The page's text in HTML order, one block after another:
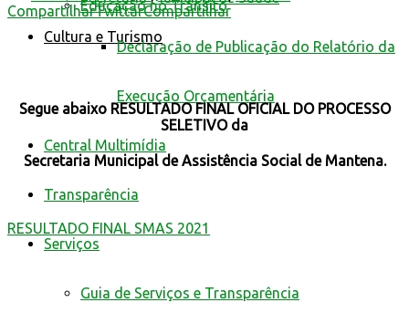
Educação no Trânsito
Cultura e Turismo
Declaração de Publicação do Relatório da
Execução Orçamentária
Central Multimídia
Transparência
Serviços
Guia de Serviços e Transparência
CompartilharTwittarCompartilhar
Segue abaixo RESULTADO FINAL OFICIAL DO PROCESSO
SELETIVO da
Secretaria Municipal de Assistência Social de Mantena.
RESULTADO FINAL SMAS 2021